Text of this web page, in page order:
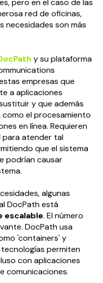
pero en el caso de las
red de oficinas,
necesidades son más
y su plataforma
empresas que
a aplicaciones
y que además
el procesamiento
en línea. Requieren
para atender tal
que el sistema
podrían causar
algunas
DocPath está
escalable. El número
DocPath usa
'containers' y
permiten
con aplicaciones
comunicaciones.